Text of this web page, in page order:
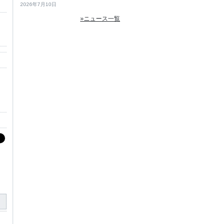
2026年7月10日
»ニュース一覧